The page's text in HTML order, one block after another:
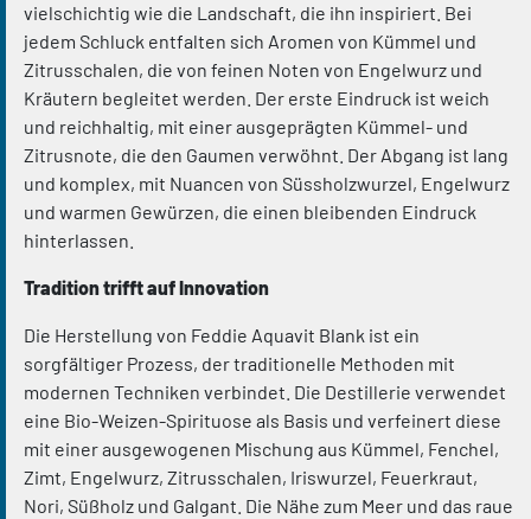
vielschichtig wie die Landschaft, die ihn inspiriert. Bei
jedem Schluck entfalten sich Aromen von Kümmel und
Zitrusschalen, die von feinen Noten von Engelwurz und
Kräutern begleitet werden. Der erste Eindruck ist weich
und reichhaltig, mit einer ausgeprägten Kümmel- und
Zitrusnote, die den Gaumen verwöhnt. Der Abgang ist lang
und komplex, mit Nuancen von Süssholzwurzel, Engelwurz
und warmen Gewürzen, die einen bleibenden Eindruck
hinterlassen.
Tradition trifft auf Innovation
Die Herstellung von Feddie Aquavit Blank ist ein
sorgfältiger Prozess, der traditionelle Methoden mit
modernen Techniken verbindet. Die Destillerie verwendet
eine Bio-Weizen-Spirituose als Basis und verfeinert diese
mit einer ausgewogenen Mischung aus Kümmel, Fenchel,
Zimt, Engelwurz, Zitrusschalen, Iriswurzel, Feuerkraut,
Nori, Süßholz und Galgant. Die Nähe zum Meer und das raue